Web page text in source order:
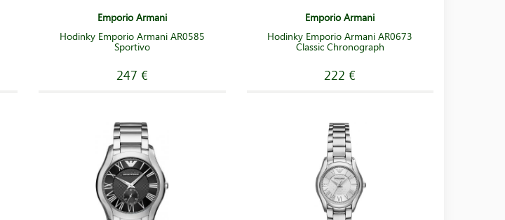
Emporio Armani
Hodinky Emporio Armani AR0585
Sportivo
247 €
Emporio Armani
Hodinky Emporio Armani AR0673
Classic Chronograph
222 €